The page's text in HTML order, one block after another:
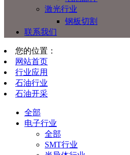
激光行业
钢板切割
联系我们
您的位置：
网站首页
行业应用
石油行业
石油开采
全部
电子行业
全部
SMT行业